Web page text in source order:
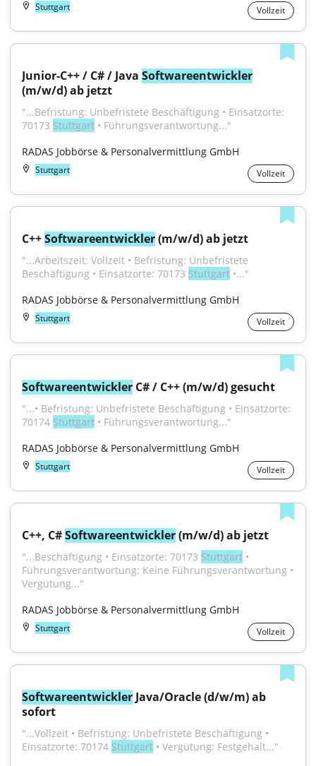
Stuttgart Vollzeit
Junior-C++ / C# / Java Softwareentwickler
(m/w/d) ab jetzt
"...Befristung: Unbefristete Beschäftigung • Einsatzorte:
70173 Stuttgart • Führungsverantwortung..."
RADAS Jobbörse & Personalvermittlung GmbH
Stuttgart Vollzeit
C++ Softwareentwickler (m/w/d) ab jetzt
"...Arbeitszeit: Vollzeit • Befristung: Unbefristete
Beschäftigung • Einsatzorte: 70173 Stuttgart •..."
RADAS Jobbörse & Personalvermittlung GmbH
Stuttgart Vollzeit
Softwareentwickler C# / C++ (m/w/d) gesucht
"...• Befristung: Unbefristete Beschäftigung • Einsatzorte:
70174 Stuttgart • Führungsverantwortung..."
RADAS Jobbörse & Personalvermittlung GmbH
Stuttgart Vollzeit
C++, C# Softwareentwickler (m/w/d) ab jetzt
"...Beschäftigung • Einsatzorte: 70173 Stuttgart •
Führungsverantwortung: Keine Führungsverantwortung •
Vergütung..."
RADAS Jobbörse & Personalvermittlung GmbH
Stuttgart Vollzeit
Softwareentwickler Java/Oracle (d/w/m) ab
sofort
"...Vollzeit • Befristung: Unbefristete Beschäftigung •
Einsatzorte: 70174 Stuttgart • Vergütung: Festgehalt..."